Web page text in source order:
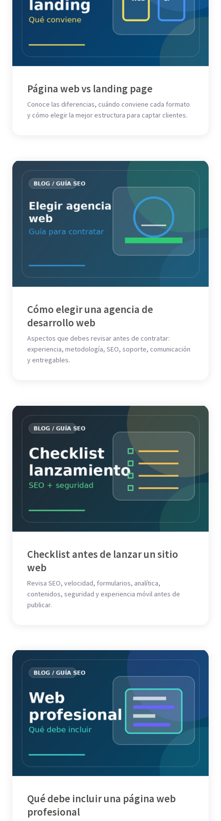
Página web vs landing page
Conoce las diferencias, cuándo conviene cada formato
y cómo elegir la mejor estructura para captar clientes.
Cómo elegir una agencia de
desarrollo web
Aspectos que debes revisar antes de contratar:
experiencia, metodología, SEO, soporte, comunicación
y entregables.
Checklist antes de lanzar un sitio
web
Revisa SEO, velocidad, formularios, analítica,
contenidos, seguridad y experiencia móvil antes de
publicar.
Qué debe incluir una página web
profesional